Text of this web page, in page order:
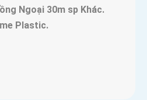
Ngoại 30m sp Khác.
Plastic.